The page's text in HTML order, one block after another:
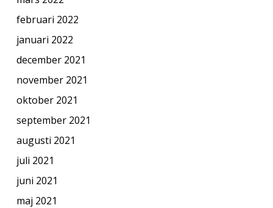
februari 2022
januari 2022
december 2021
november 2021
oktober 2021
september 2021
augusti 2021
juli 2021
juni 2021
maj 2021